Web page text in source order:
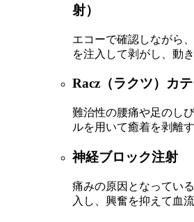
射）
エコーで確認しながら
を注入して剥がし、動
Racz（ラクツ）カ
難治性の腰痛や足のし
ルを用いて癒着を剥離
神経ブロック注射
痛みの原因となってい
入し、興奮を抑えて血